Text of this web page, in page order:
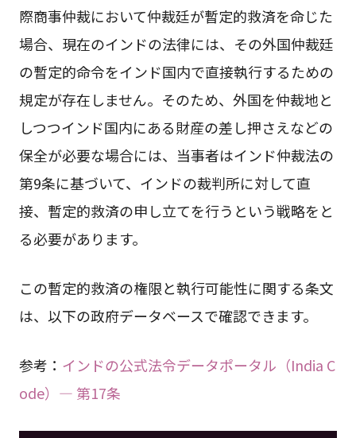
際商事仲裁において仲裁廷が暫定的救済を命じた
場合、現在のインドの法律には、その外国仲裁廷
の暫定的命令をインド国内で直接執行するための
規定が存在しません。そのため、外国を仲裁地と
しつつインド国内にある財産の差し押さえなどの
保全が必要な場合には、当事者はインド仲裁法の
第9条に基づいて、インドの裁判所に対して直
接、暫定的救済の申し立てを行うという戦略をと
る必要があります。
この暫定的救済の権限と執行可能性に関する条文
は、以下の政府データベースで確認できます。
参考： インドの公式法令データポータル（India C
ode）— 第17条